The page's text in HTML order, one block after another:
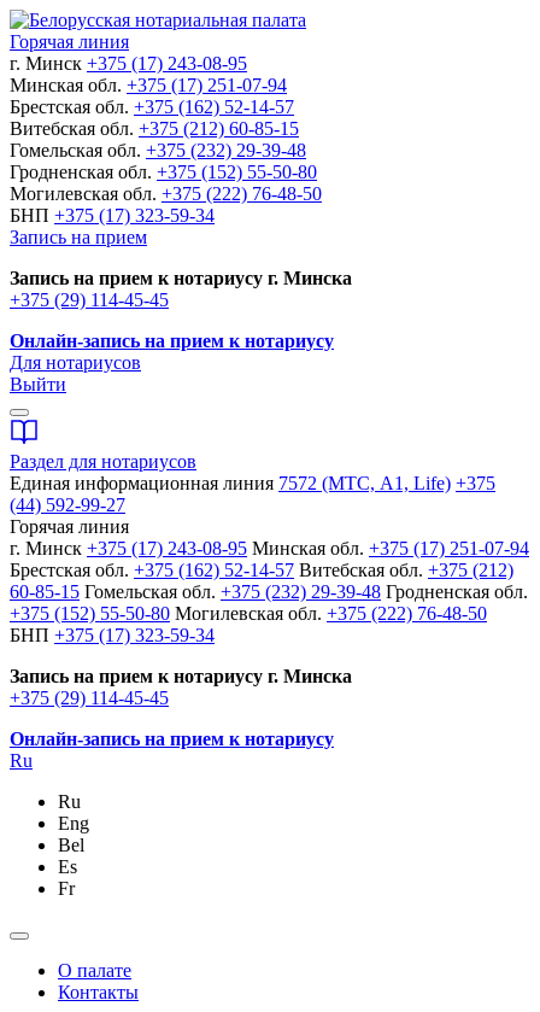
Горячая линия
г. Минск +375 (17) 243-08-95
Минская обл. +375 (17) 251-07-94
Брестская обл. +375 (162) 52-14-57
Витебская обл. +375 (212) 60-85-15
Гомельская обл. +375 (232) 29-39-48
Гродненская обл. +375 (152) 55-50-80
Могилевская обл. +375 (222) 76-48-50
БНП +375 (17) 323-59-34
Запись на прием
Запись на прием к нотариусу г. Минска
+375 (29) 114-45-45
Онлайн-запись на прием к нотариусу
Для нотариусов
Выйти
Раздел для нотариусов
Единая информационная линия 7572 (МТС, A1, Life) +375
(44) 592-99-27
Горячая линия
г. Минск +375 (17) 243-08-95 Минская обл. +375 (17) 251-07-94
Брестская обл. +375 (162) 52-14-57 Витебская обл. +375 (212)
60-85-15 Гомельская обл. +375 (232) 29-39-48 Гродненская обл.
+375 (152) 55-50-80 Могилевская обл. +375 (222) 76-48-50
БНП +375 (17) 323-59-34
Запись на прием к нотариусу г. Минска
+375 (29) 114-45-45
Онлайн-запись на прием к нотариусу
Ru
Ru
Eng
Bel
Es
Fr
О палате
Контакты